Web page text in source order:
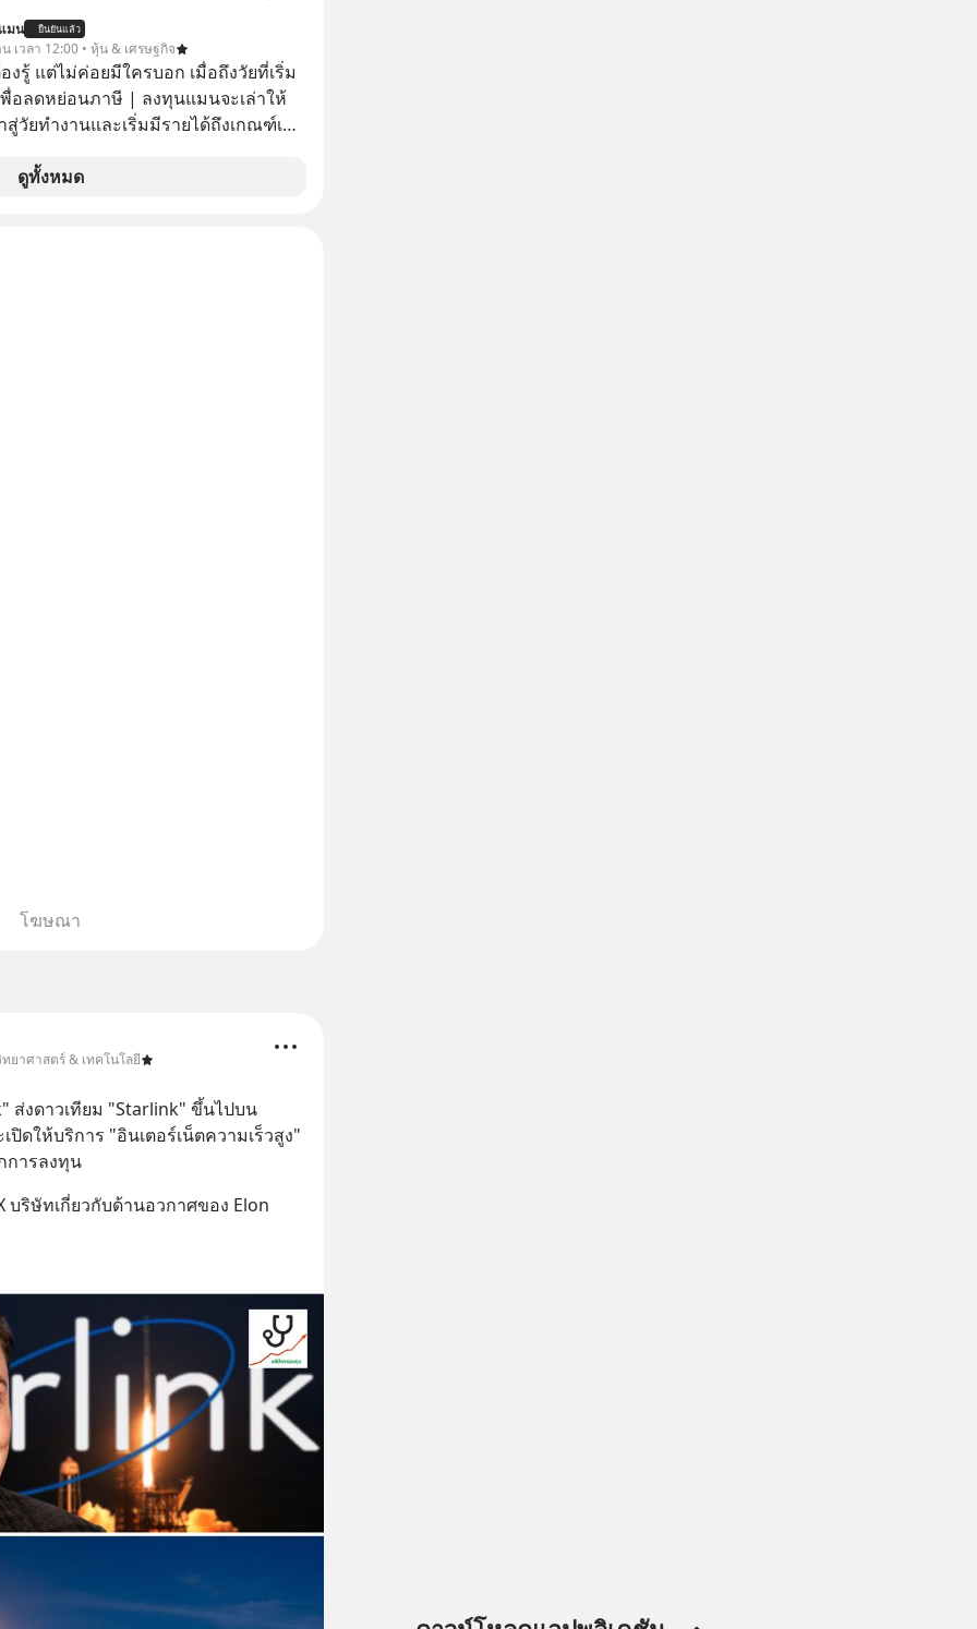
ฐบาลทำยังไงต่อ?
มน ยืนยันแล้ว
เวลา 12:00 • หุ้น & เศรษฐกิจ
งรู้ แต่ไม่ค่อยมีใครบอก เมื่อถึงวัยที่เริ่ม
พื่อลดหย่อนภาษี | ลงทุนแมนจะเล่าให้
สู่วัยทำงานและเริ่มมีรายได้ถึงเกณฑ์เสีย
กจากจะช่วยลดหย่อนภาษีได้แล้ว ยังเป็น
ดูทั้งหมด
โฆษณา
ทยาศาสตร์ & เทคโนโลยี
ส่งดาวเทียม "Starlink" ขึ้นไปบน
ปิดให้บริการ "อินเตอร์เน็ตความเร็วสูง"
การลงทุน
บริษัทเกี่ยวกับด้านอวกาศของ Elon